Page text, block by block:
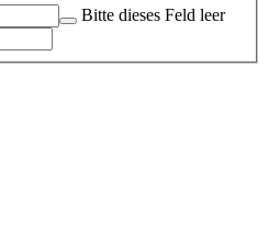
Bitte dieses Feld leer